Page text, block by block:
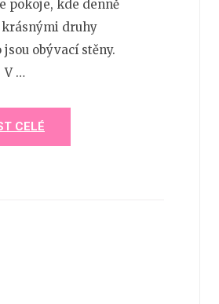
pokoje, kde denně
druhy
obývací stěny.
V …
CELÉ